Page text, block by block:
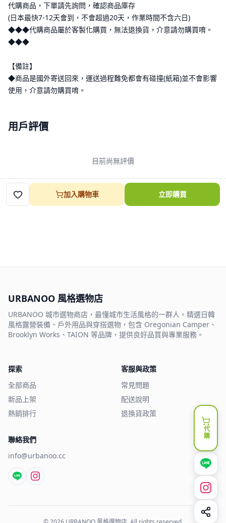
代購商品，下單請先詢問，確認商品庫存
(日本最快7-12天會到，不會超過20天，作業時間不含六日)
◆◆◆代購商品屬於客製化購買，無法退換貨，介意請勿購買唷。
◆◆◆
【備註】
◆商品是國外寄送回來，運送過程難免都會有碰撞(紙箱)並不會影響
使用，介意請勿購買唷。
用戶評價
目前尚無評價
加入購物車 立即購買
URBANOO 風格選物店
URBANOO 城市選物商店，最懂城市生活風格的一群人。精選日韓
風格露營裝備、戶外用品與穿搭選物，包含 Oregonian Camper、
Brooklyn Works、TAION 等品牌，提供良好品質與專業服務。
探索
全部商品
新品上架
熱銷排行
客服與政策
常見問題
配送說明
退換貨政策
聯絡我們
info@urbanoo.cc
代購